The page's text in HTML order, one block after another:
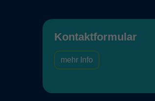
Kontaktformular
mehr Info